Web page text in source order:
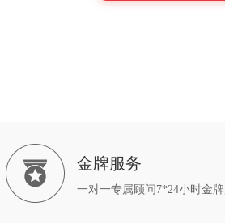
金牌服务
一对一专属顾问7*24小时金